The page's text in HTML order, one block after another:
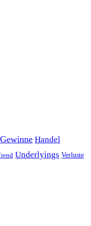
Gewinne Handel
Underlyings Verluste